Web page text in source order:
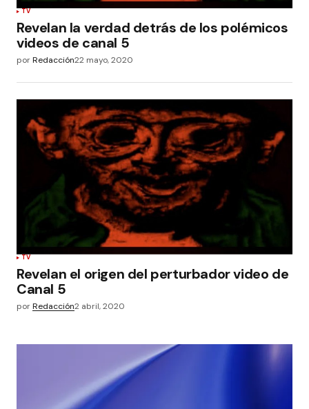
TV
Revelan la verdad detrás de los polémicos
videos de canal 5
porRedacción22 mayo, 2020
TV
Revelan el origen del perturbador video de
Canal 5
porRedacción2 abril, 2020